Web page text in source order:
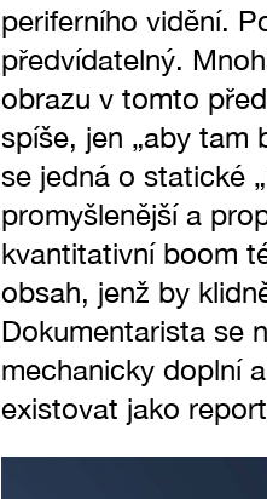
periferního vidění.
předvídatelný.
obrazu v tomto
spíše, jen „aby tam
se jedná o statické
promyšlenější a
kvantitativní boom
obsah, jenž by
Dokumentarista se
mechanicky doplní
existovat jako